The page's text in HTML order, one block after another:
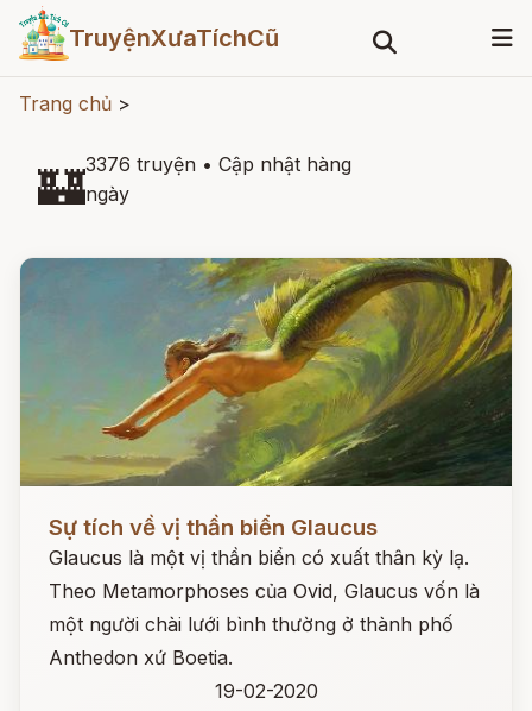
TruyệnXưaTíchCũ
Trang chủ >
🏰3376 truyện • Cập nhật hàng
ngày
Sự tích về vị thần biển Glaucus
Glaucus là một vị thần biển có xuất thân kỳ lạ.
Theo Metamorphoses của Ovid, Glaucus vốn là
một người chài lưới bình thường ở thành phố
Anthedon xứ Boetia.
19-02-2020